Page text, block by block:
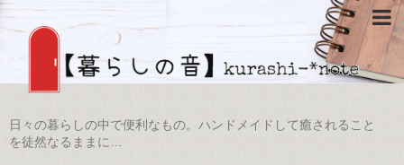
日々の暮らしの中で便利なもの。ハンドメイドして癒されること
を徒然なるままに…